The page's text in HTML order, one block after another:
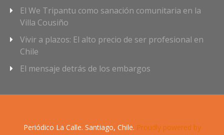
El We Tripantu como sanación comunitaria en la
Villa Cousiño
Vivir a plazos: El alto precio de ser profesional en
Chile
El mensaje detrás de los embargos
Periódico La Calle. Santiago, Chile. Proudly powered by